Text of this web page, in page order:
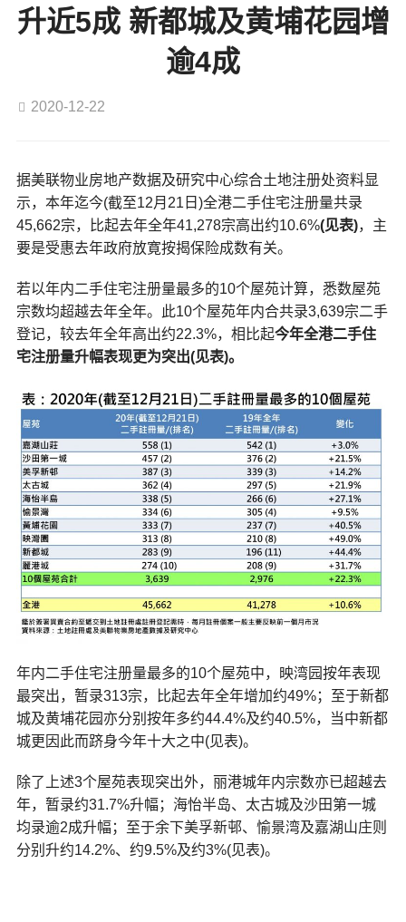
升近5成 新都城及黄埔花园增
逾4成
2020-12-22
据美联物业房地产数据及研究中心综合土地注册处资料显
示，本年迄今(截至12月21日)全港二手住宅注册量共录
45,662宗，比起去年全年41,278宗高出约10.6%(见表)，主
要是受惠去年政府放寛按揭保险成数有关。
若以年内二手住宅注册量最多的10个屋苑计算，悉数屋苑
宗数均超越去年全年。此10个屋苑年内合共录3,639宗二手
登记，较去年全年高出约22.3%，相比起今年全港二手住
宅注册量升幅表现更为突出(见表)。
年内二手住宅注册量最多的10个屋苑中，映湾园按年表现
最突出，暂录313宗，比起去年全年增加约49%；至于新都
城及黄埔花园亦分别按年多约44.4%及约40.5%，当中新都
城更因此而跻身今年十大之中(见表)。
除了上述3个屋苑表现突出外，丽港城年内宗数亦已超越去
年，暂录约31.7%升幅；海怡半岛、太古城及沙田第一城
均录逾2成升幅；至于余下美孚新邨、愉景湾及嘉湖山庄则
分别升约14.2%、约9.5%及约3%(见表)。